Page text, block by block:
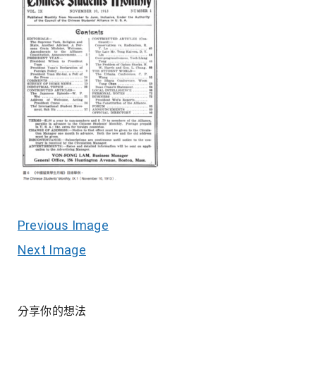
Previous Image
Next Image
分享你的想法